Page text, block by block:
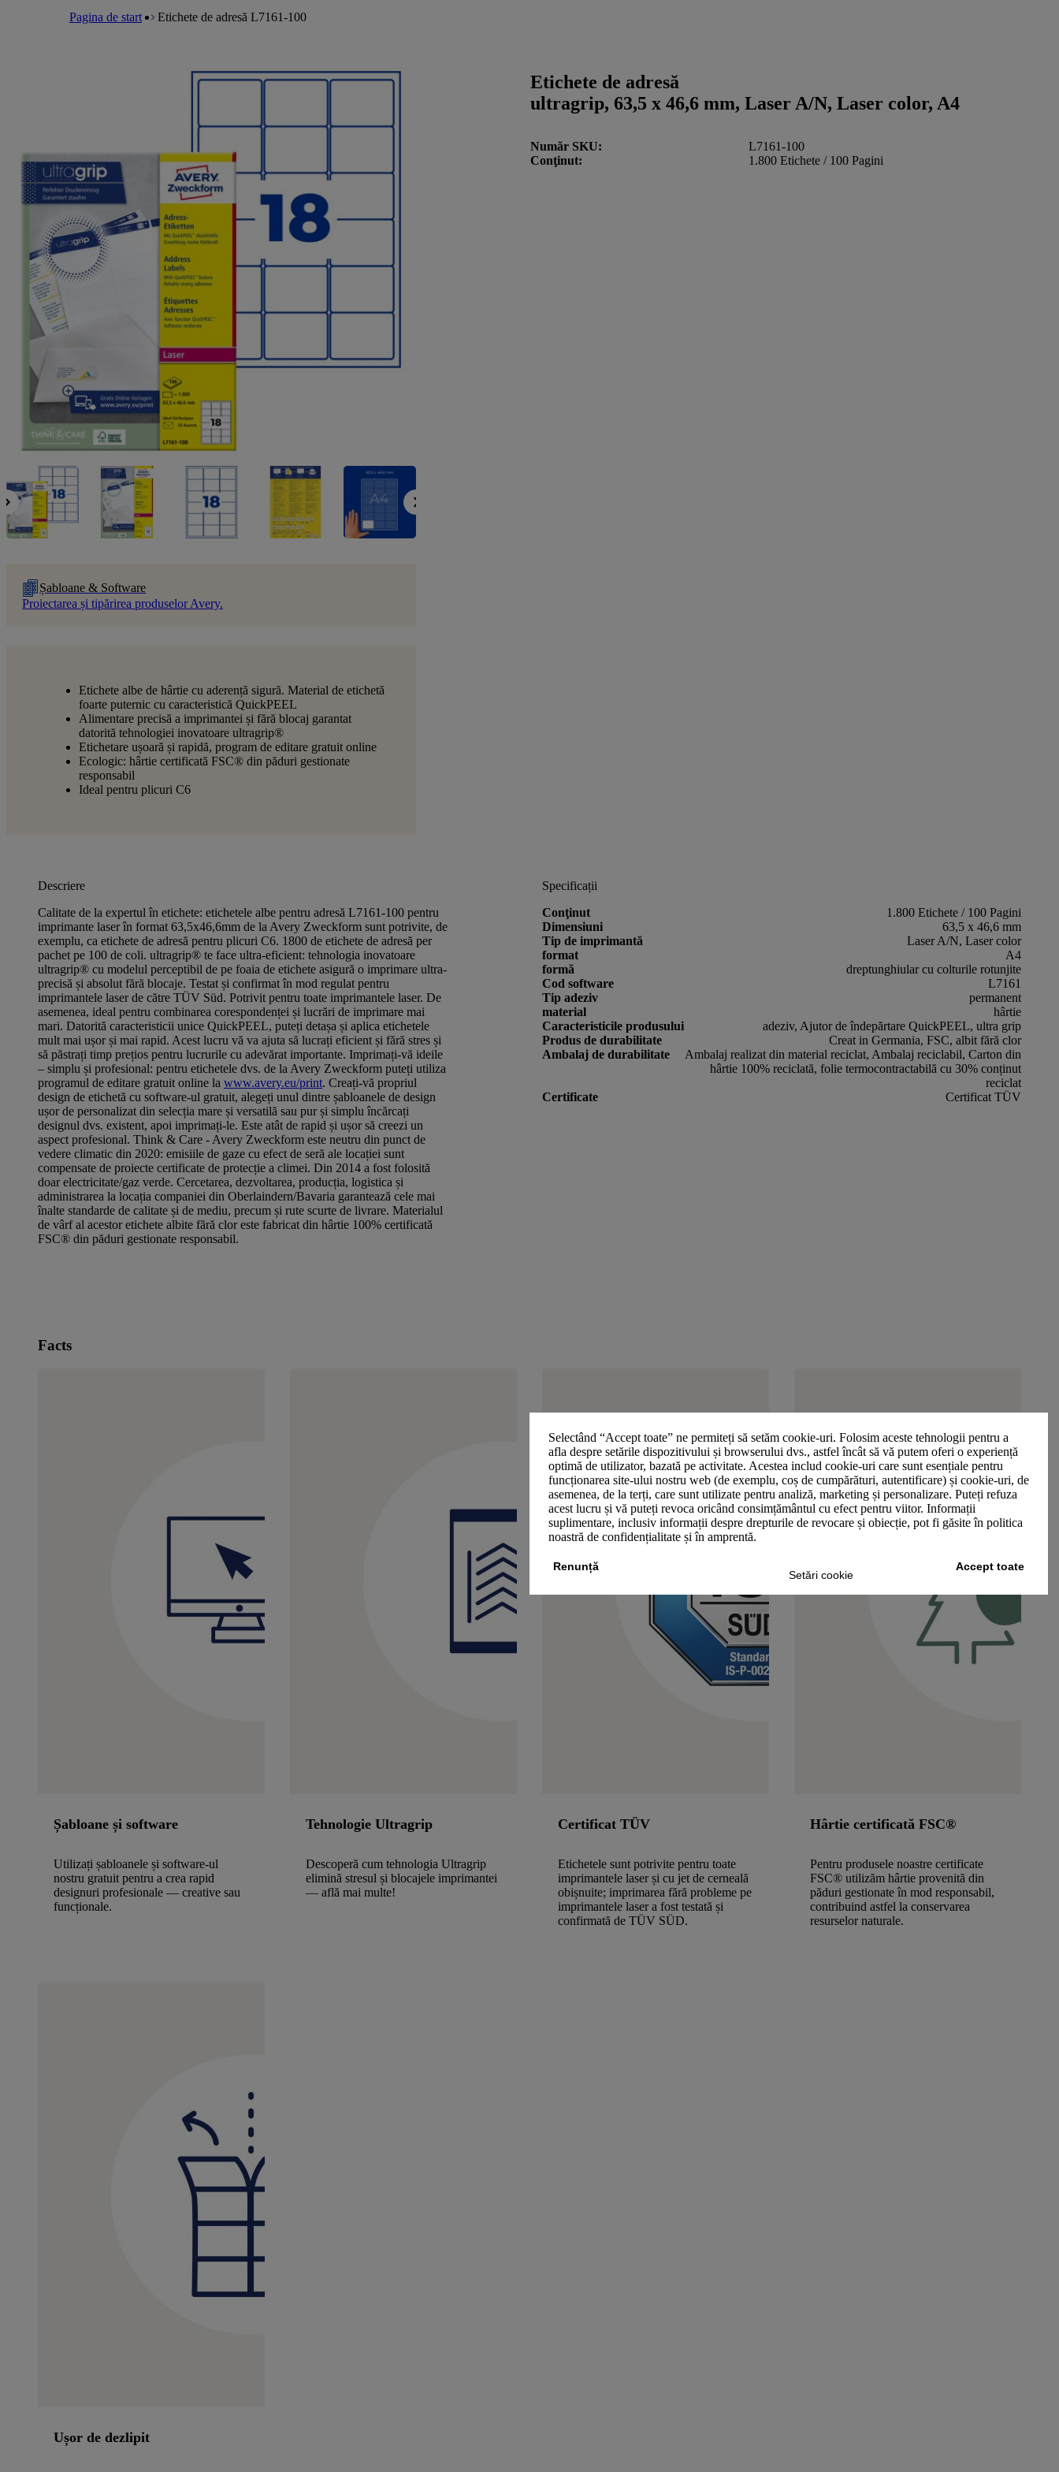
Selectând “Accept toate” ne permiteți să setăm cookie-uri. Folosim aceste tehnologii pentru a
afla despre setările dispozitivului și browserului dvs., astfel încât să vă putem oferi o experiență
optimă de utilizator, bazată pe activitate. Acestea includ cookie-uri care sunt esențiale pentru
funcționarea site-ului nostru web (de exemplu, coș de cumpărături, autentificare) și cookie-uri, de
asemenea, de la terți, care sunt utilizate pentru analiză, marketing și personalizare. Puteți refuza
acest lucru și vă puteți revoca oricând consimțământul cu efect pentru viitor. Informații
suplimentare, inclusiv informații despre drepturile de revocare și obiecție, pot fi găsite în politica
noastră de confidențialitate și în amprentă.
Setări cookie
Renunță Accept toate
Pagina de start Etichete de adresă L7161-100
Etichete de adresă
ultragrip, 63,5 x 46,6 mm, Laser A/N, Laser color, A4
Număr SKU
L7161-100
Conţinut
1.800 Etichete / 100 Pagini
Șabloane & Software
Proiectarea și tipărirea produselor Avery.
Etichete albe de hârtie cu aderență sigură. Material de etichetă
foarte puternic cu caracteristică QuickPEEL
Alimentare precisă a imprimantei și fără blocaj garantat
datorită tehnologiei inovatoare ultragrip®
Etichetare ușoară și rapidă, program de editare gratuit online
Ecologic: hârtie certificată FSC® din păduri gestionate
responsabil
Ideal pentru plicuri C6
Descriere
Calitate de la expertul în etichete: etichetele albe pentru adresă L7161-100 pentru
imprimante laser în format 63,5x46,6mm de la Avery Zweckform sunt potrivite, de
exemplu, ca etichete de adresă pentru plicuri C6. 1800 de etichete de adresă per
pachet pe 100 de coli. ultragrip® te face ultra-eficient: tehnologia inovatoare
ultragrip® cu modelul perceptibil de pe foaia de etichete asigură o imprimare ultra-
precisă și absolut fără blocaje. Testat și confirmat în mod regulat pentru
imprimantele laser de către TÜV Süd. Potrivit pentru toate imprimantele laser. De
asemenea, ideal pentru combinarea corespondenței și lucrări de imprimare mai
mari. Datorită caracteristicii unice QuickPEEL, puteți detașa și aplica etichetele
mult mai ușor și mai rapid. Acest lucru vă va ajuta să lucrați eficient și fără stres și
să păstrați timp prețios pentru lucrurile cu adevărat importante. Imprimați-vă ideile
– simplu și profesional: pentru etichetele dvs. de la Avery Zweckform puteți utiliza
programul de editare gratuit online la www.avery.eu/print. Creați-vă propriul
design de etichetă cu software-ul gratuit, alegeți unul dintre șabloanele de design
ușor de personalizat din selecția mare și versatilă sau pur și simplu încărcați
designul dvs. existent, apoi imprimați-le. Este atât de rapid și ușor să creezi un
aspect profesional. Think & Care - Avery Zweckform este neutru din punct de
vedere climatic din 2020: emisiile de gaze cu efect de seră ale locației sunt
compensate de proiecte certificate de protecție a climei. Din 2014 a fost folosită
doar electricitate/gaz verde. Cercetarea, dezvoltarea, producția, logistica și
administrarea la locația companiei din Oberlaindern/Bavaria garantează cele mai
înalte standarde de calitate și de mediu, precum și rute scurte de livrare. Materialul
de vârf al acestor etichete albite fără clor este fabricat din hârtie 100% certificată
FSC® din păduri gestionate responsabil.
Specificații
Conţinut
1.800 Etichete / 100 Pagini
Dimensiuni
63,5 x 46,6 mm
Tip de imprimantă
Laser A/N, Laser color
format
A4
formă
dreptunghiular cu colturile rotunjite
Cod software
L7161
Tip adeziv
permanent
material
hârtie
Caracteristicile produsului
adeziv, Ajutor de îndepărtare QuickPEEL, ultra grip
Produs de durabilitate
Creat in Germania, FSC, albit fără clor
Ambalaj de durabilitate
Ambalaj realizat din material reciclat, Ambalaj reciclabil, Carton din
hârtie 100% reciclată, folie termocontractabilă cu 30% conținut
reciclat
Certificate
Certificat TÜV
Facts
Șabloane și software
Utilizați șabloanele și software-ul
nostru gratuit pentru a crea rapid
designuri profesionale — creative sau
funcționale.
Tehnologie Ultragrip
Descoperă cum tehnologia Ultragrip
elimină stresul și blocajele imprimantei
— află mai multe!
Certificat TÜV
Etichetele sunt potrivite pentru toate
imprimantele laser și cu jet de cerneală
obișnuite; imprimarea fără probleme pe
imprimantele laser a fost testată și
confirmată de TÜV SÜD.
Hârtie certificată FSC®
Pentru produsele noastre certificate
FSC® utilizăm hârtie provenită din
păduri gestionate în mod responsabil,
contribuind astfel la conservarea
resurselor naturale.
Ușor de dezlipit